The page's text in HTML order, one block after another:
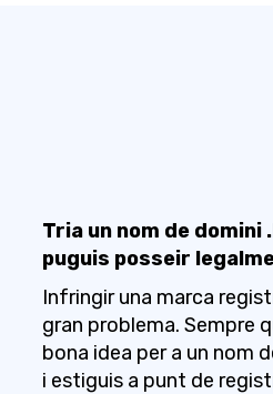
Tria un nom de domini
puguis posseir
Infringir una marca
gran problema. Sempre
bona idea per a un nom
i estiguis a punt de